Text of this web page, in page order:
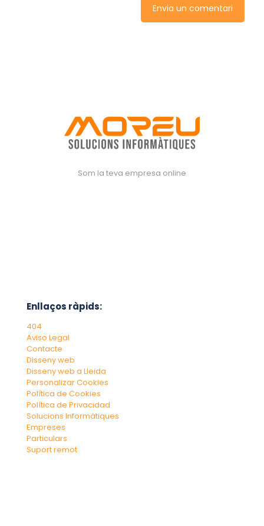
Som la teva empresa online
Enllaços ràpids:
404
Aviso Legal
Contacte
Disseny web
Disseny web a Lleida
Personalizar Cookies
Política de Cookies
Política de Privacidad
Solucions Informàtiques
Empreses
Particulars
Suport remot